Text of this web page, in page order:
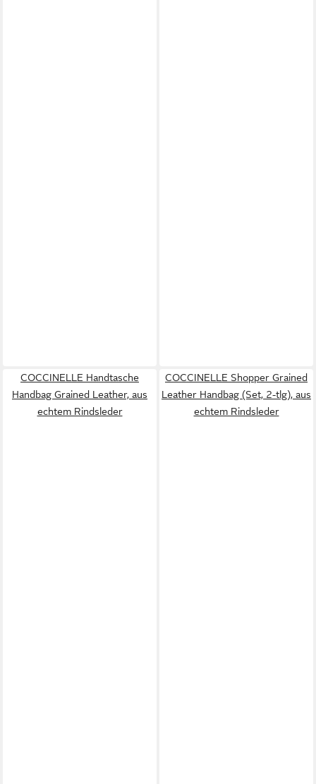
COCCINELLE Handtasche
Handbag Grained Leather, aus
echtem Rindsleder
COCCINELLE Shopper Grained
Leather Handbag (Set, 2-tlg), aus
echtem Rindsleder